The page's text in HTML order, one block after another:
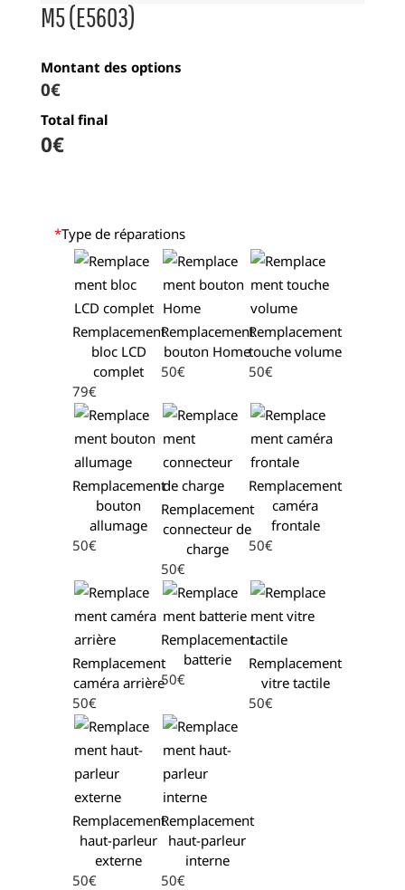
M5 (E5603)
Montant des options
0€
Total final
0€
*Type de réparations
Remplacement
bloc LCD
complet
79€
Remplacement
bouton Home
50€
Remplacement
touche volume
50€
Remplacement
bouton
allumage
50€
Remplacement
connecteur de
charge
50€
Remplacement
caméra
frontale
50€
Remplacement
caméra arrière
50€
Remplacement
batterie
50€
Remplacement
vitre tactile
50€
Remplacement
haut-parleur
externe
50€
Remplacement
haut-parleur
interne
50€